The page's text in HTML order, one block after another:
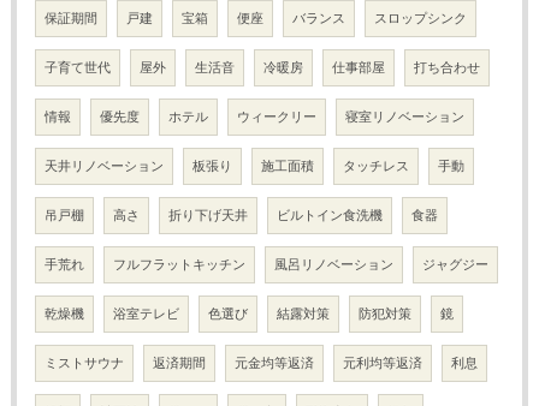
保証期間 戸建 宝箱 便座 バランス スロップシンク
子育て世代 屋外 生活音 冷暖房 仕事部屋 打ち合わせ
情報 優先度 ホテル ウィークリー 寝室リノベーション
天井リノベーション 板張り 施工面積 タッチレス 手動
吊戸棚 高さ 折り下げ天井 ビルトイン食洗機 食器
手荒れ フルフラットキッチン 風呂リノベーション ジャグジー
乾燥機 浴室テレビ 色選び 結露対策 防犯対策 鏡
ミストサウナ 返済期間 元金均等返済 元利均等返済 利息